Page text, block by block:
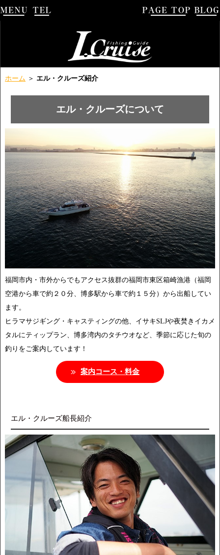
ホーム ＞ エル・クルーズ紹介
エル・クルーズについて
福岡市内・市外からでもアクセス抜群の福岡市東区箱崎漁港（福岡
空港から車で約２０分、博多駅から車で約１５分）から出船してい
ます。
ヒラマサジギング・キャスティングの他、イサキSLJや夜焚きイカメ
タルにティップラン、博多湾内のタチウオなど、季節に応じた旬の
釣りをご案内しています！
案内コース・料金
エル・クルーズ船長紹介